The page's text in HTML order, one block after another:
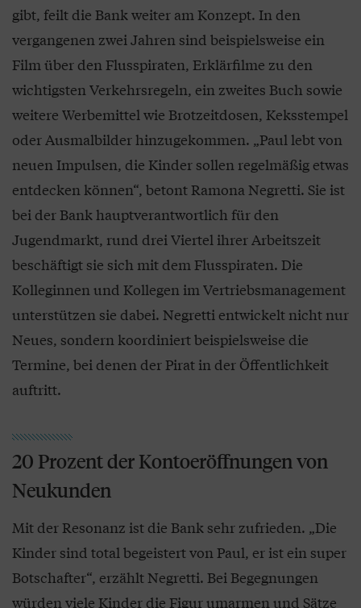
gibt, feilt die Bank weiter am Konzept. In den
vergangenen zwei Jahren sind beispielsweise ein
Film über den Flusspiraten, Erklärfilme zu den
wichtigsten Verkehrsregeln, ein zweites Buch sowie
weitere Werbemittel wie Brotzeitdosen, Keksstempel
oder Ausmalbilder hinzugekommen. „Paul lebt von
neuen Impulsen, die Kinder sollen regelmäßig etwas
entdecken können“, betont Ramona Negretti. Sie ist
bei der Bank hauptverantwortlich für den
Jugendmarkt, rund drei Viertel ihrer Arbeitszeit
beschäftigt sie sich mit dem Flusspiraten. Die
Kolleginnen und Kollegen im Vertriebsmanagement
unterstützen sie dabei. Negretti entwickelt nicht nur
Neues, sondern koordiniert beispielsweise die
Termine, bei denen der Pirat in der Öffentlichkeit
auftritt.
20 Prozent der Kontoeröffnungen von
Neukunden
Mit der Resonanz ist die Bank sehr zufrieden. „Die
Kinder sind total begeistert von Paul, er ist ein super
Botschafter“, erzählt Negretti. Bei Begegnungen
würden viele Kinder die Figur umarmen und Sätze